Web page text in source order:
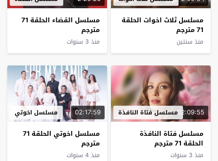
مسلسل ثلاث اخوات الحلقة
71 مترجم
منذ سنتين
مسلسل القضاء الحلقة 71
مترجم
منذ 3 سنوات
02:09:55مسلسل فتاة النافذة
مسلسل فتاة النافذة
الحلقة 71 مترجم
منذ 3 سنوات
02:17:59 مسلسل اخوتي
مسلسل اخوتي الحلقة 71
مترجم
منذ 4 سنوات